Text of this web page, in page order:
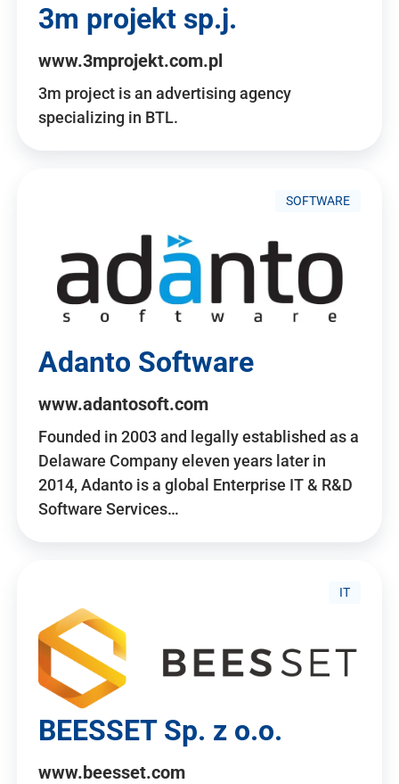
3m projekt sp.j.
www.3mprojekt.com.pl
3m project is an advertising agency
specializing in BTL.
SOFTWARE
Adanto Software
www.adantosoft.com
Founded in 2003 and legally established as a
Delaware Company eleven years later in
2014, Adanto is a global Enterprise IT & R&D
Software Services…
IT
BEESSET Sp. z o.o.
www.beesset.com